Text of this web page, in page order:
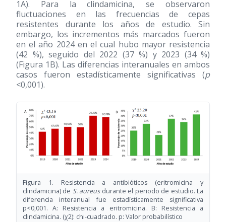
1A). Para la clindamicina, se observaron
fluctuaciones en las frecuencias de cepas
resistentes durante los años de estudio. Sin
embargo, los incrementos más marcados fueron
en el año 2024 en el cual hubo mayor resistencia
(42 %), seguido del 2022 (37 %) y 2023 (34 %)
(Figura 1B). Las diferencias interanuales en ambos
casos fueron estadísticamente significativas (p
<0,001).
Figura 1. Resistencia a antibióticos (eritromicina y
clindamicina) de S. aureusdurante el periodo de estudio. La
diferencia interanual fue estadísticamente significativa
p<0,001. A: Resistencia a eritromicina. B: Resistencia a
clindamicina. (χ2): chi-cuadrado. p: Valor probabilístico